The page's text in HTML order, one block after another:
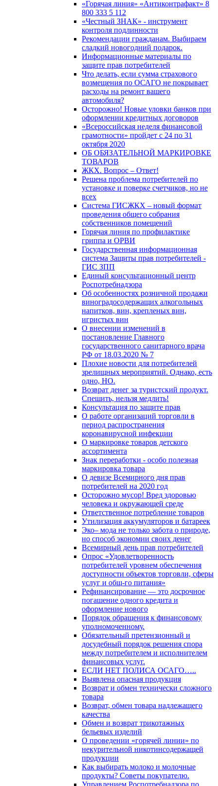
«Горячая линия» «Антиконтрафакт» 8
800 333 5 112
«Честный ЗНАК» - инструмент
контроля подлинности
Рекомендации гражданам. Выбираем
сладкий новогодний подарок.
Информационные материалы по
защите прав потребителей
Что делать, если сумма страхового
возмещения по ОСАГО не покрывает
расходы на ремонт вашего
автомобиля?
Осторожно! Новые уловки банков при
оформлении кредитных договоров
«Всероссийская неделя финансовой
грамотности» пройдет с 24 по 31
октября 2020
ОБ ОБЯЗАТЕЛЬНОЙ МАРКИРОВКЕ
ТОВАРОВ
ЖКХ. Вопрос – Ответ!
Решена проблема потребителей по
установке и поверке счетчиков, но не
всех
Система ГИСЖКХ – новый формат
проведения общего собрания
собственников помещений
Горячая линия по профилактике
гриппа и ОРВИ
Государственная информационная
система Защиты прав потребителей -
ГИС ЗПП
Единый консультационный центр
Роспотребнадзора
Об особенностях розничной продажи
виноградосодержащих алкогольных
напитков, вин, крепленых вин,
игристых вин
О внесении изменений в
постановление Главного
государственного санитарного врача
РФ от 18.03.2020 № 7
Плохие новости для потребителей
зрелищных мероприятий. Однако, есть
одно, НО.
Возврат денег за туристский продукт.
Спешить, нельзя медлить!
Консультация по защите прав
О работе организаций торговли в
период распространения
коронавирусной инфекции
О маркировке товаров детского
ассортимента
Знак переработки - особо полезная
маркировка товара
О девизе Всемирного дня прав
потребителей на 2020 год
Осторожно мусор! Вред здоровью
человека и окружающей среде
Ответственное потребление товаров
Утилизация аккумуляторов и батареек
Эко– мода не только забота о природе,
но способ экономии своих денег
Всемирный день прав потребителей
Опрос «Удовлетворенность
потребителей уровнем обеспечения
доступности объектов торговли, сферы
услуг и общ-го питания»
Рефинансирование — это досрочное
погашение одного кредита и
оформление нового
Порядок обращения к финансовому
уполномоченному.
Обязательный претензионный и
досудебный порядок решения спора
между потребителем и исполнителем
финансовых услуг.
ЕСЛИ НЕТ ПОЛИСА ОСАГО…..
Выявлена опасная продукция
Возврат и обмен технически сложного
товара
Возврат, обмен товара надлежащего
качества
Обмен и возврат трикотажных
бельевых изделий
О проведении «горячей линии» по
некурительной никотинсодержащей
продукции
Как выбирать молоко и молочные
продукты? Советы покупателю.
Управлением Роспотребнадзора по